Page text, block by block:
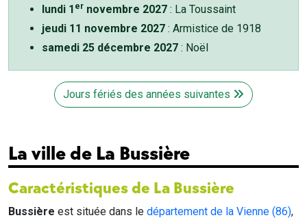
lundi 1 er novembre 2027 : La Toussaint
jeudi 11 novembre 2027 : Armistice de 1918
samedi 25 décembre 2027 : Noël
Jours fériés des années suivantes
La ville de La Bussière
Caractéristiques de La Bussière
Bussière est située dans le département de la Vienne (86),